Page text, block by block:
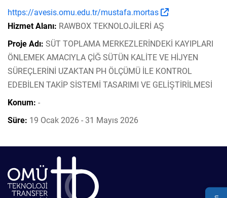
https://avesis.omu.edu.tr/mustafa.mortas
Hizmet Alanı: RAWBOX TEKNOLOJİLERİ AŞ
Proje Adı: SÜT TOPLAMA MERKEZLERİNDEKİ KAYIPLARI
ÖNLEMEK AMACIYLA ÇİĞ SÜTÜN KALİTE VE HİJYEN
SÜREÇLERİNİ UZAKTAN PH ÖLÇÜMÜ İLE KONTROL
EDEBİLEN TAKİP SİSTEMİ TASARIMI VE GELİŞTİRİLMESİ
Konum: -
Süre: 19 Ocak 2026 - 31 Mayıs 2026